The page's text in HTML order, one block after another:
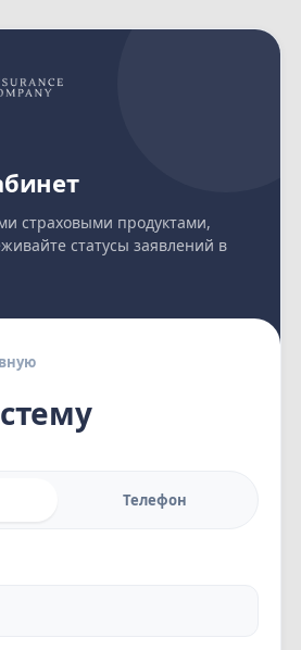
страховыми продуктами,
статусы заявлений в
Телефон